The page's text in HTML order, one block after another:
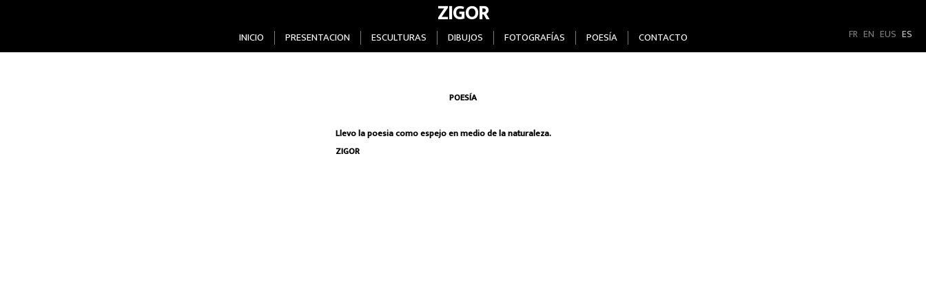
ZIGOR
INICIO PRESENTACION ESCULTURAS DIBUJOS FOTOGRAFÍAS POESÍA CONTACTO FR EN EUS ES
POESÍA
Llevo la poesia como espejo en medio de la naturaleza.
ZIGOR